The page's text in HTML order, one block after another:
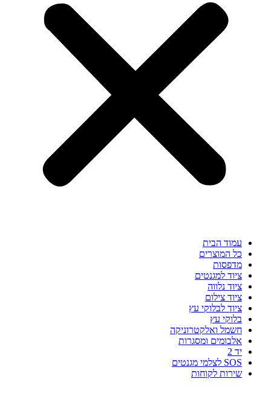
עמוד הבית
כל המוצרים
מדפסות
ציוד למגנטים
ציוד נלווה
ציוד צילום
ציוד לבלוקי עץ
בלוקי עץ
חשמל ואלקטרוניקה
אלבומים ומסגרות
יד 2
SOS לצלמי מגנטים
שירות לקוחות